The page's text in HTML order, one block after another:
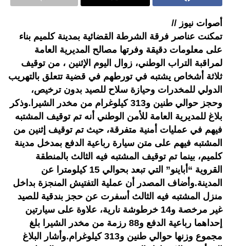
أصوات نيوز //
تمكنت عناصر فرقة الشرطة القضائية بمدينة كلميم بناء
على معلومات دقيقة وفرتها مصالح المديرية العامة
لمراقبة التراب الوطني، زوال اليوم الإثنين ، من توقيف
ثلاثة أشخاص يشتبه في تورطهم في قضية تتعلق بالتهريب
الدولي للمخدرات وحيازة سلاح للصيد بدون ترخيص،
وحجز حوالي طنين و313 كيلوغرام من مخدر الشيرا.وذكر
بلاغ للمديرية العامة للأمن الوطني أنه تم توقيف المشتبه
فيهم في عمليات أمنية متفرقة، حيث تم توقيف إثنين من
المشتبه فيهم على متن سيارة رباعية الدفع بمدخل مدينة
كلميم، بينما تم توقيف المشتبه فيه الثالث بالمنطقة
القروية “أباينو” التي تبعد بحوالي 15 كيلومترا عن
المدينة.وأضاف المصدر أن عملية التفتيش المنجزة بداخل
منزل المشتبه فيه الثالث أسفرت عن حجز بندقية للصيد
غير مرخصة و14 خرطوشة نارية، علاوة على سيارتين
إحداهما رباعية الدفع و88 رزمة من مخدر الشيرا بلغ
مجموع وزنها حوالي طنين و313 كيلوغرام.وأشار البلاغ